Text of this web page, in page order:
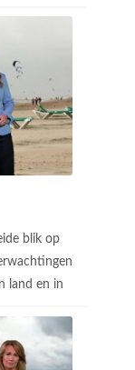
blik op
land en in